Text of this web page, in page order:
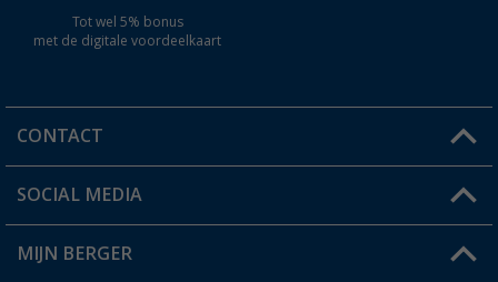
Tot wel 5% bonus
met de digitale voordeelkaart
CONTACT
Een vraag?
Winkel vinden
SOCIAL MEDIA
MIJN BERGER